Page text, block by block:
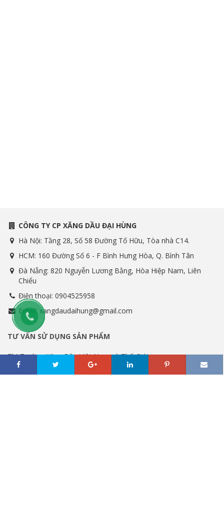
CÔNG TY CP XĂNG DẦU ĐẠI HÙNG
Hà Nội: Tầng 28, Số 58 Đường Tố Hữu, Tòa nhà C14.
HCM: 160 Đường Số 6 - F Bình Hưng Hòa, Q. Bình Tân
Đà Nẵng: 820 Nguyễn Lương Bằng, Hòa Hiệp Nam, Liên
Chiểu
Điện thoại: 0904525958
Email: xangdaudaihung@gmail.com
TƯ VẤN SỬ DỤNG SẢN PHẨM
Thị Trường Xăng Dầu Việt Nam và Thế Giới